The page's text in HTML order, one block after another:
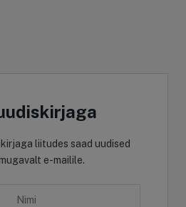
liitudes saad uudised
e-mailile.